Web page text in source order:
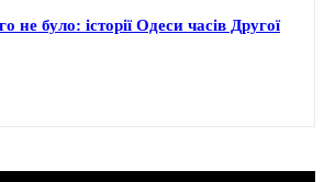
не було: історії Одеси часів Другої